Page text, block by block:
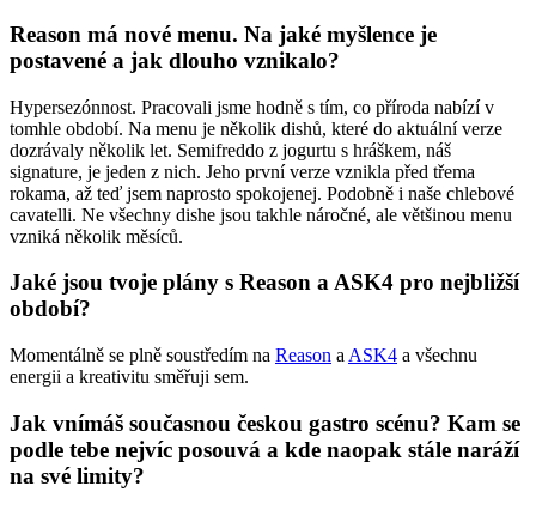
Reason má nové menu. Na jaké myšlence je
postavené a jak dlouho vznikalo?
Hypersezónnost. Pracovali jsme hodně s tím, co příroda nabízí v
tomhle období. Na menu je několik dishů, které do aktuální verze
dozrávaly několik let. Semifreddo z jogurtu s hráškem, náš
signature, je jeden z nich. Jeho první verze vznikla před třema
rokama, až teď jsem naprosto spokojenej. Podobně i naše chlebové
cavatelli. Ne všechny dishe jsou takhle náročné, ale většinou menu
vzniká několik měsíců.
Jaké jsou tvoje plány s Reason a ASK4 pro nejbližší
období?
Momentálně se plně soustředím na Reason a ASK4 a všechnu
energii a kreativitu směřuji sem.
Jak vnímáš současnou českou gastro scénu? Kam se
podle tebe nejvíc posouvá a kde naopak stále naráží
na své limity?